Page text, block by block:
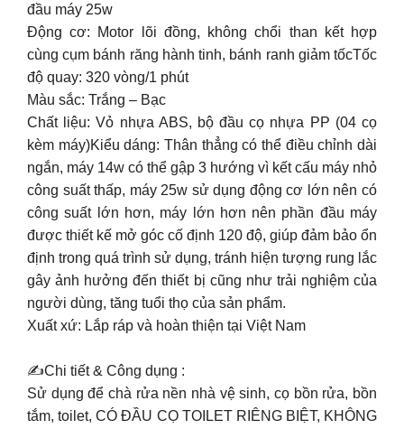
đầu máy 25w
Động cơ: Motor lõi đồng, không chổi than kết hợp
cùng cụm bánh răng hành tinh, bánh ranh giảm tốcTốc
độ quay: 320 vòng/1 phút
Màu sắc: Trắng – Bạc
Chất liệu: Vỏ nhựa ABS, bộ đầu cọ nhựa PP (04 cọ
kèm máy)Kiểu dáng: Thân thẳng có thể điều chỉnh dài
ngắn, máy 14w có thể gập 3 hướng vì kết cấu máy nhỏ
công suất thấp, máy 25w sử dụng động cơ lớn nên có
công suất lớn hơn, máy lớn hơn nên phần đầu máy
được thiết kế mở góc cố định 120 độ, giúp đảm bảo ổn
định trong quá trình sử dụng, tránh hiện tượng rung lắc
gây ảnh hưởng đến thiết bị cũng như trải nghiệm của
người dùng, tăng tuổi thọ của sản phẩm.
Xuất xứ: Lắp ráp và hoàn thiện tại Việt Nam
✍Chi tiết & Công dụng :
Sử dụng để chà rửa nền nhà vệ sinh, cọ bồn rửa, bồn
tắm, toilet, CÓ ĐẦU CỌ TOILET RIÊNG BIỆT, KHÔNG